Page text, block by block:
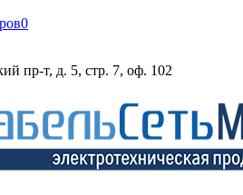
0
пр-т, д. 5, стр. 7, оф. 102